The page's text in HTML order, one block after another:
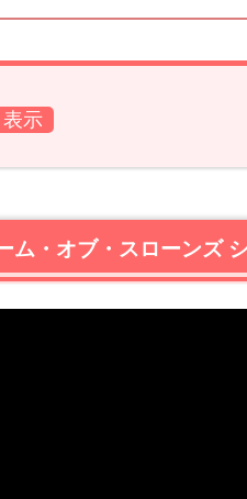
ム・オブ・スローンズ シーズ
ローンズ シーズン2』あらす
ム・オブ・スローンズ